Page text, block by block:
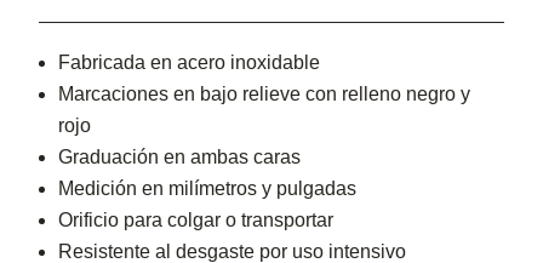
Fabricada en acero inoxidable
Marcaciones en bajo relieve con relleno negro y
rojo
Graduación en ambas caras
Medición en milímetros y pulgadas
Orificio para colgar o transportar
Resistente al desgaste por uso intensivo